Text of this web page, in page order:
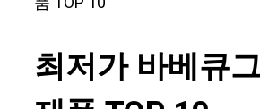
최저가 바베큐